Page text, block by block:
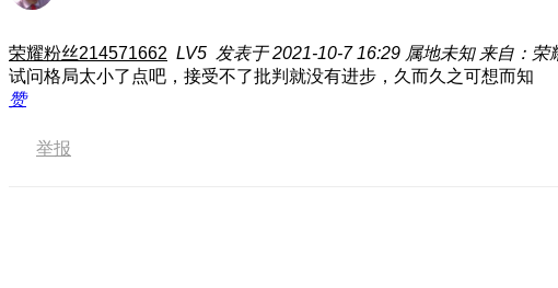
荣耀粉丝214571662 LV5 发表于 2021-10-7 16:29 属地未知 来自：荣
试问格局太小了点吧，接受不了批判就没有进步，久而久之可想而知
赞
举报